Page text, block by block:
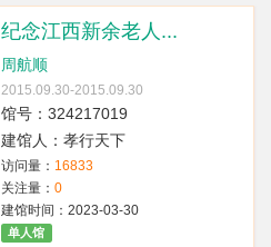
纪念江西新余老人...
周航顺
2015.09.30-2015.09.30
馆号：324217019
建馆人：孝行天下
访问量： 16833
关注量： 0
建馆时间：2023-03-30
单人馆